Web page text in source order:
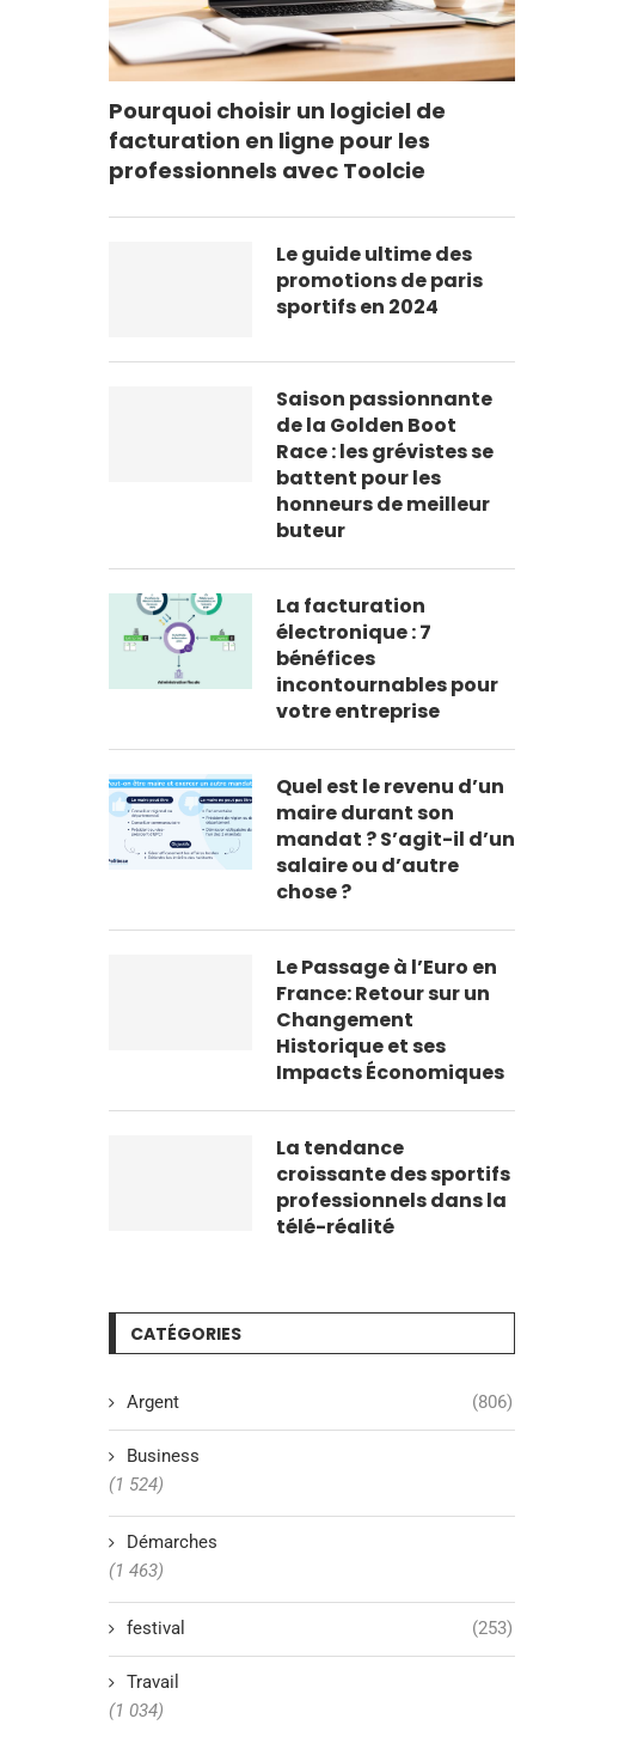
Pourquoi choisir un logiciel de
facturation en ligne pour les
professionnels avec Toolcie
Le guide ultime des
promotions de paris
sportifs en 2024
Saison passionnante
de la Golden Boot
Race : les grévistes se
battent pour les
honneurs de meilleur
buteur
La facturation
électronique : 7
bénéfices
incontournables pour
votre entreprise
Quel est le revenu d’un
maire durant son
mandat ? S’agit-il d’un
salaire ou d’autre
chose ?
Le Passage à l’Euro en
France: Retour sur un
Changement
Historique et ses
Impacts Économiques
La tendance
croissante des sportifs
professionnels dans la
télé-réalité
CATÉGORIES
Argent (806)
Business
(1 524)
Démarches
(1 463)
festival (253)
Travail
(1 034)